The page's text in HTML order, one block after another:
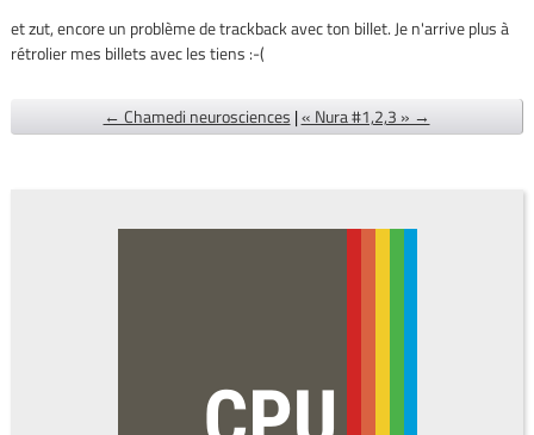
et zut, encore un problème de trackback avec ton billet. Je n'arrive plus à
rétrolier mes billets avec les tiens :-(
← Chamedi neurosciences |« Nura #1,2,3 » →